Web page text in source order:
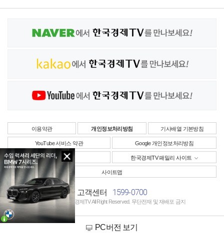
이용약관 개인정보처리방침 기사배열 기본방침
YouTube 서비스 약관 Google 개인정보처리방침
사업자정보 한국경제TV 패밀리 사이트
사이트맵
고객센터 1599-0700
Copyright © 한국경제TV All Right Reserved. 무단전재 및 재배포 금지
PC버전 보기